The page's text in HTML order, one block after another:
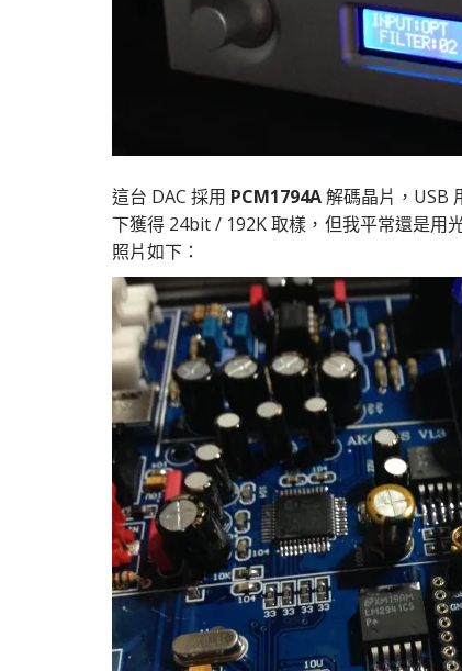
這台 DAC 採用 PCM1794A解碼晶片，USB
下獲得 24bit / 192K 取樣，但我平常還是用
照片如下：